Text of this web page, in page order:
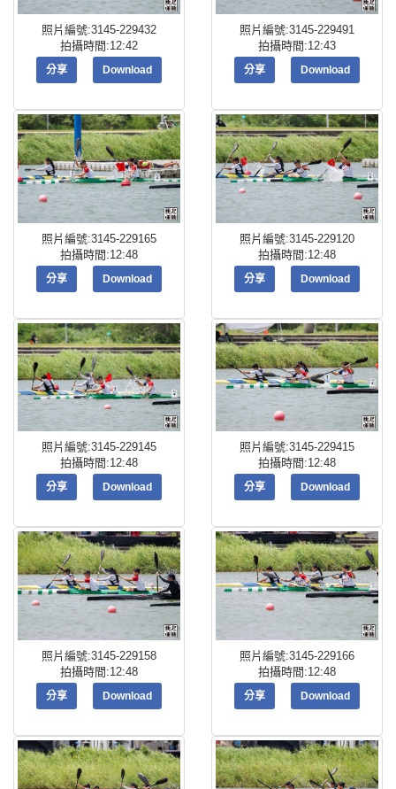
照片編號:3145-229432
拍攝時間:12:42
分享 Download
照片編號:3145-229491
拍攝時間:12:43
分享 Download
照片編號:3145-229165
拍攝時間:12:48
分享 Download
照片編號:3145-229120
拍攝時間:12:48
分享 Download
照片編號:3145-229145
拍攝時間:12:48
分享 Download
照片編號:3145-229415
拍攝時間:12:48
分享 Download
照片編號:3145-229158
拍攝時間:12:48
分享 Download
照片編號:3145-229166
拍攝時間:12:48
分享 Download